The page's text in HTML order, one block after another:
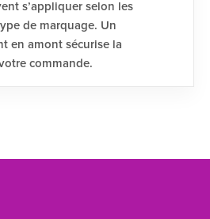
s’appliquer selon les
de marquage. Un
en amont sécurise la
commande.